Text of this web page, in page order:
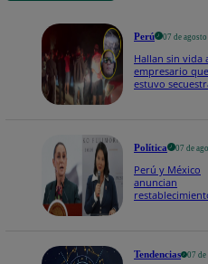
Perú 07 de
Hallan sin vida
empresario que
estuvo
Política 07 de
Perú y México
anuncian
Tendencias
07 de